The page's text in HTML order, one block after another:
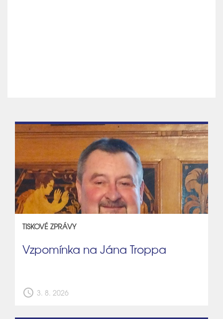
TISKOVÉ ZPRÁVY
Vzpomínka na Jána Troppa
schedule 3. 8. 2026